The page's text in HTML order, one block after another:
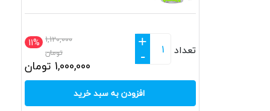
11% 1,120,000
تومان
1,000,000 تومان
تعداد
+
-
افزودن به سبد خرید